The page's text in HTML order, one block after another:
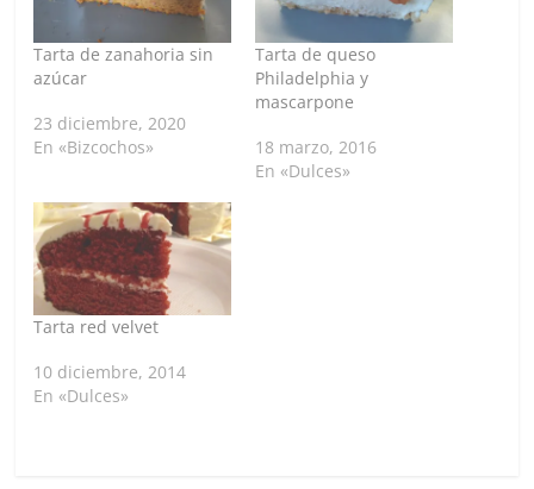
Tarta de zanahoria sin
azúcar
23 diciembre, 2020
En «Bizcochos»
Tarta de queso
Philadelphia y
mascarpone
18 marzo, 2016
En «Dulces»
Tarta red velvet
10 diciembre, 2014
En «Dulces»